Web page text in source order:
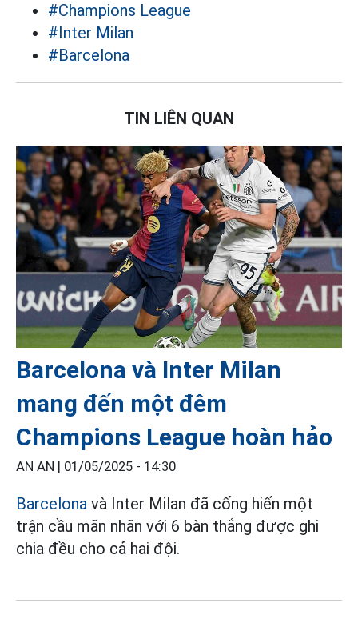
#Champions League
#Inter Milan
#Barcelona
TIN LIÊN QUAN
Barcelona và Inter Milan
mang đến một đêm
Champions League hoàn hảo
AN AN | 01/05/2025 - 14:30
Barcelona và Inter Milan đã cống hiến một
trận cầu mãn nhãn với 6 bàn thắng được ghi
chia đều cho cả hai đội.